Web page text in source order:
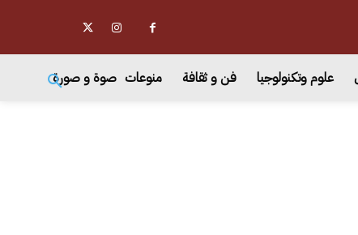
علوم وتكنولوجيا فن و ثقافة منوعات صوة و صورة